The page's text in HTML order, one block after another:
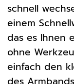
schnell
einem
das es Ihnen
ohne
einfach den
des